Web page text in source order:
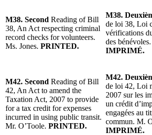
M38. Second Reading of Bill
38, An Act respecting criminal
record checks for volunteers.
Ms. Jones. PRINTED.
M38.
de loi 38, Loi
vérifications
des
IMPRIMÉ.
M42. Second Reading of Bill
42, An Act to amend the
Taxation Act, 2007 to provide
for a tax credit for expenses
incurred in using public transit.
Mr. O’Toole. PRINTED.
M42.
de loi 42, Loi
2007 sur les
un crédit
engagées au
commun. M.
IMPRIMÉ.